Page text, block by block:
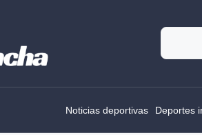
Noticias deportivas Deportes